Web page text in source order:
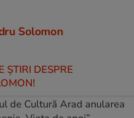
Solomon
ŞTIRI DESPRE